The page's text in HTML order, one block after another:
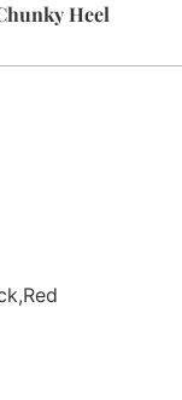
Heel